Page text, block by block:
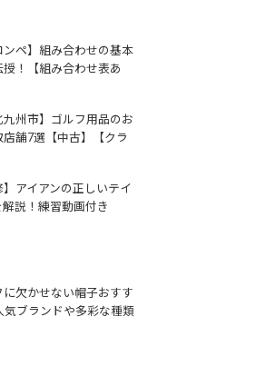
ンペ】組み合わせの基本
授！【組み合わせ表あ
九州市】ゴルフ用品のお
店舗7選【中古】【クラ
】アイアンの正しいテイ
説！練習動画付き
に欠かせない帽子おすす
気ブランドや多彩な種類